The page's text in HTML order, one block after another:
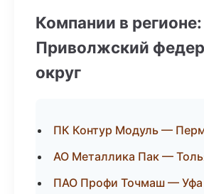
Компании в регионе:
Приволжский
округ
ПК Контур Модуль —
АО Металлика Пак —
ПАО Профи Точмаш — Уфа